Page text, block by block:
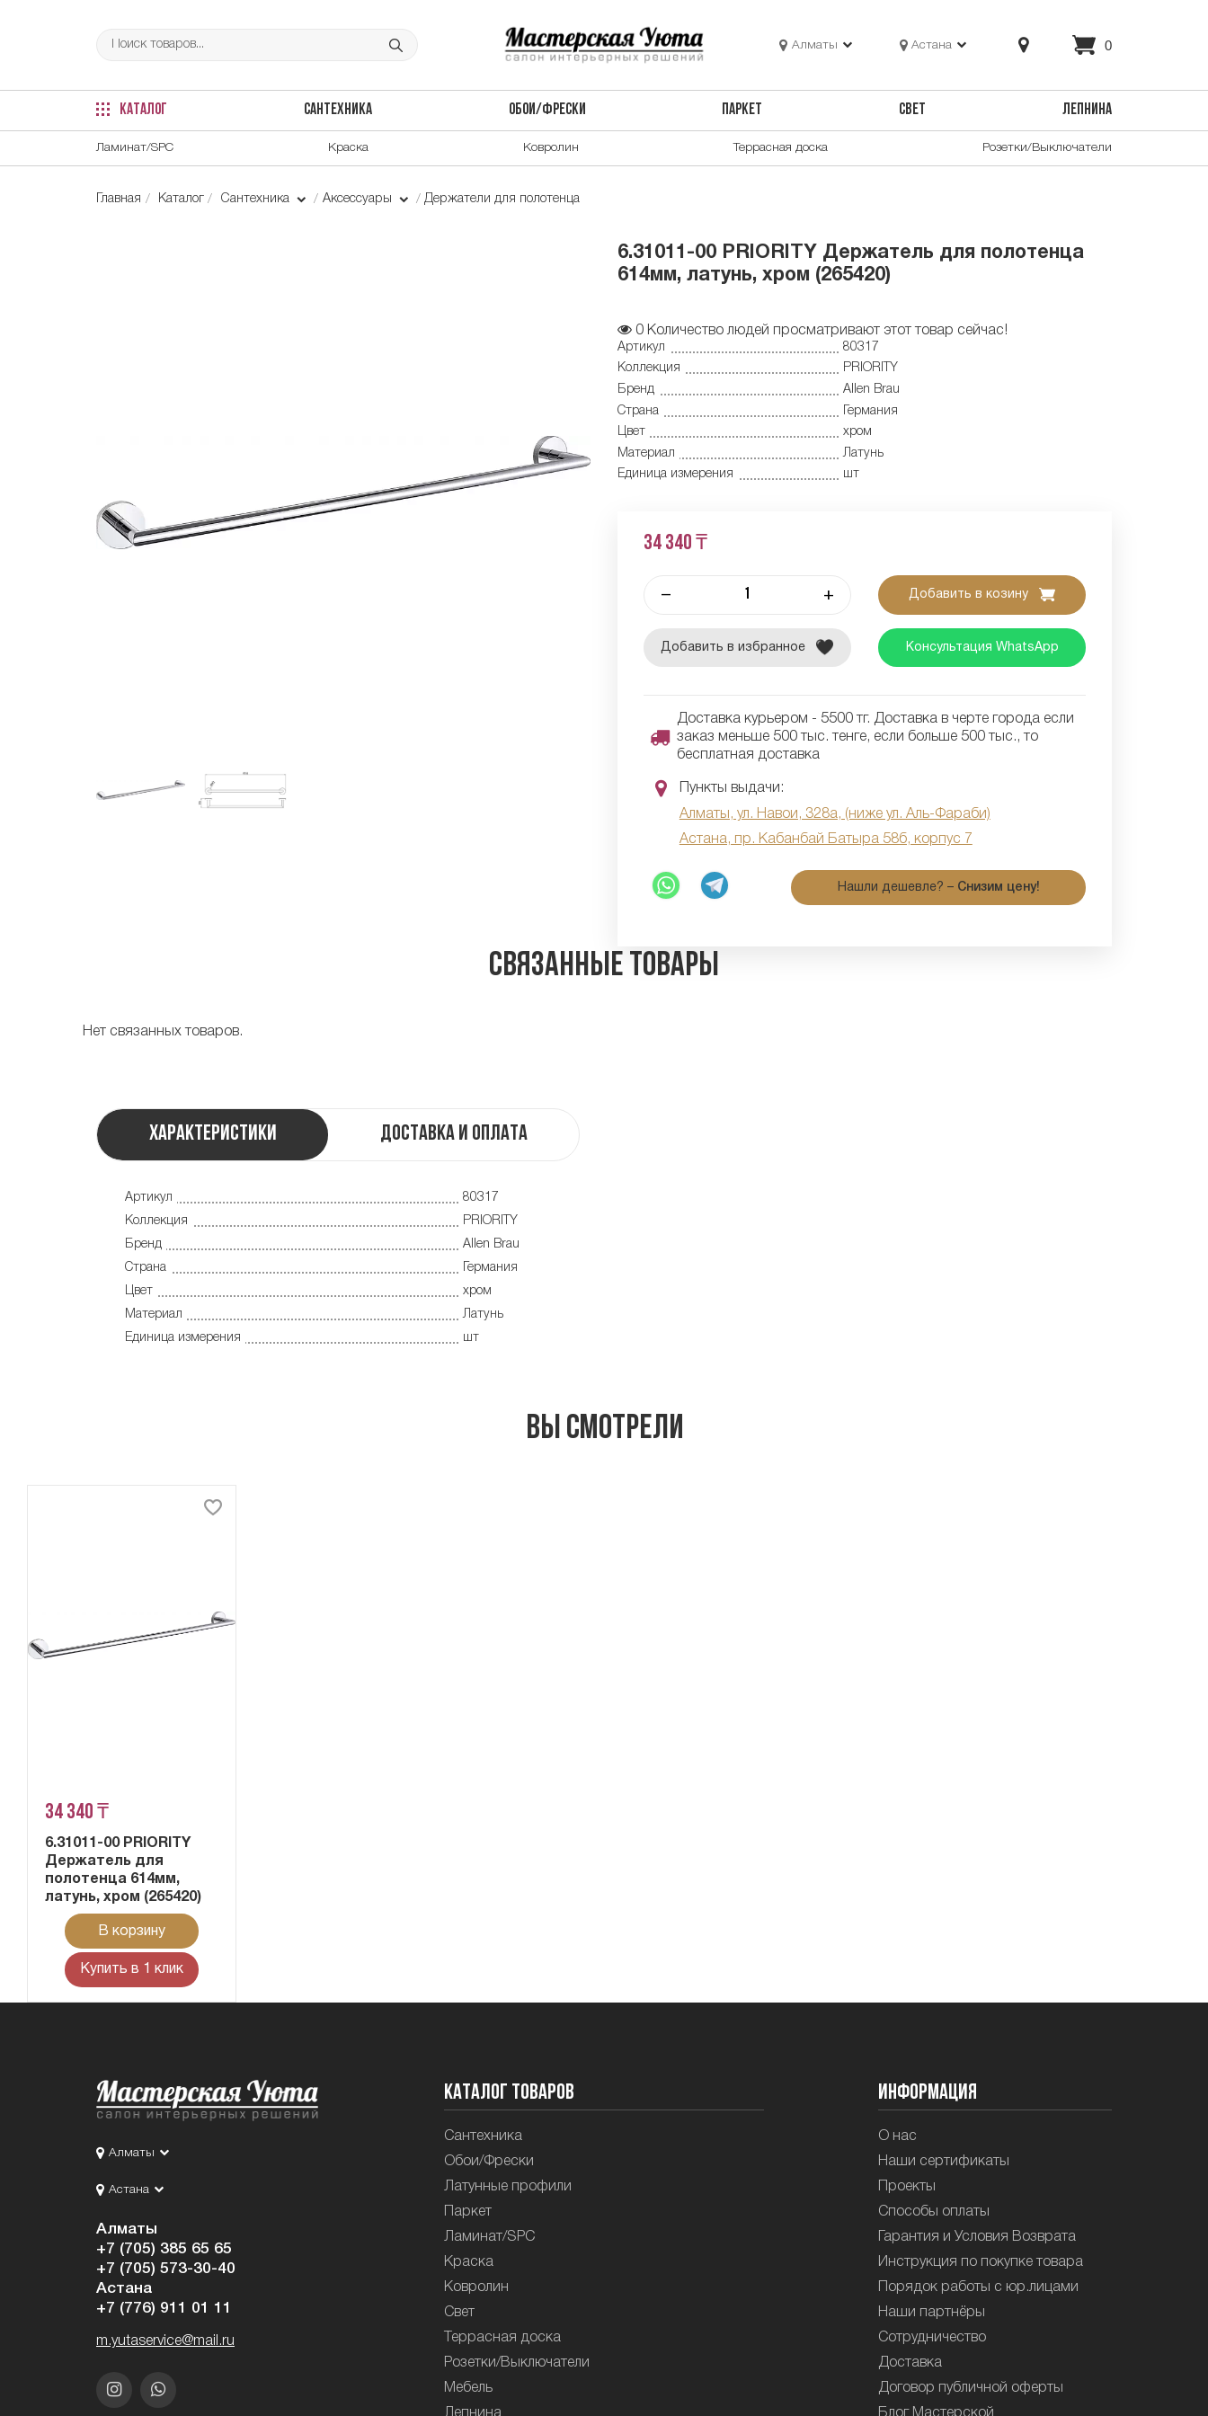
Алматы Астана 0
КАТАЛОГ САНТЕХНИКА ОБОИ/ФРЕСКИ ПАРКЕТ СВЕТ ЛЕПНИНА
Ламинат/SPC Краска Ковролин Террасная доска Розетки/Выключатели
Главная Каталог Сантехника Аксессуары Держатели для полотенца
6.31011-00 PRIORITY Держатель для полотенца
614мм, латунь, хром (265420)
0 Количество людей просматривают этот товар сейчас!
Артикул
80317
Коллекция
PRIORITY
Бренд
Allen Brau
Страна
Германия
Цвет
хром
Материал
Латунь
Единица измерения
шт
34 340 ₸
– + Добавить в козину
Добавить в избранное Консультация WhatsApp
Доставка курьером - 5500 тг. Доставка в черте города если
заказ меньше 500 тыс. тенге, если больше 500 тыс., то
бесплатная доставка
Пункты выдачи:
Алматы, ул. Навои, 328а, (ниже ул. Аль-Фараби)
Астана, пр. Кабанбай Батыра 58б, корпус 7
Нашли дешевле? – Снизим цену!
Связанные товары
Нет связанных товаров.
Характеристики Доставка и оплата
Артикул
80317
Коллекция
PRIORITY
Бренд
Allen Brau
Страна
Германия
Цвет
хром
Материал
Латунь
Единица измерения
шт
Вы смотрели
34 340 ₸
6.31011-00 PRIORITY
Держатель для
полотенца 614мм,
латунь, хром (265420)
В корзину
Купить в 1 клик
Алматы
Астана
Алматы
+7 (705) 385 65 65
+7 (705) 573-30-40
Астана
+7 (776) 911 01 11
m.yutaservice@mail.ru
Каталог товаров
Сантехника
Обои/Фрески
Латунные профили
Паркет
Ламинат/SPC
Краска
Ковролин
Свет
Террасная доска
Розетки/Выключатели
Мебель
Лепнина
Информация
О нас
Наши сертификаты
Проекты
Способы оплаты
Гарантия и Условия Возврата
Инструкция по покупке товара
Порядок работы с юр.лицами
Наши партнёры
Сотрудничество
Доставка
Договор публичной оферты
Блог Мастерской